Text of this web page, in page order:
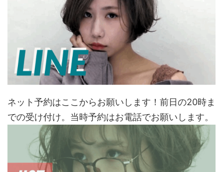
ネット予約はここからお願いします！前日の20時ま
での受け付け。当時予約はお電話でお願いします。